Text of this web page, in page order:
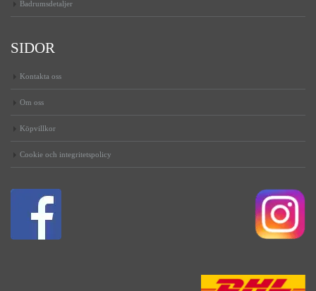
Badrumsdetaljer
SIDOR
Kontakta oss
Om oss
Köpvillkor
Cookie och integritetspolicy